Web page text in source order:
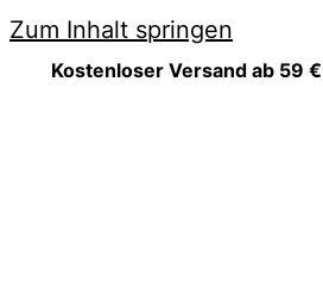
Zum Inhalt springen
Kostenloser Versand ab 59 €